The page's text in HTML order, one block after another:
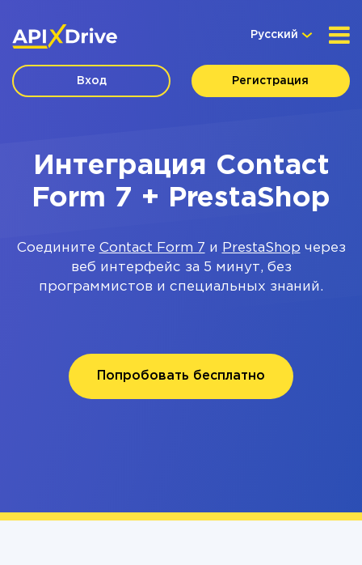
Русский
Вход Регистрация
Интеграция Contact
Form 7 + PrestaShop
Соедините Contact Form 7 и PrestaShop через
веб интерфейс за 5 минут, без
программистов и специальных знаний.
Попробовать бесплатно